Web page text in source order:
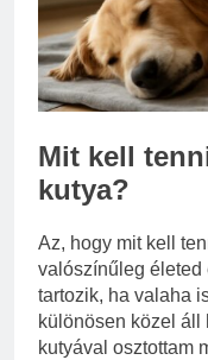
Mit kell
kutya?
Az, hogy mit kell
valószínűleg életed
tartozik, ha valaha
különösen közel áll
kutyával osztottam